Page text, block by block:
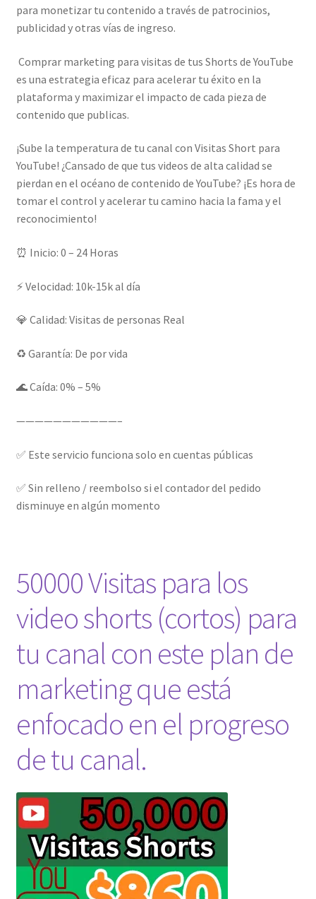
para monetizar tu contenido a través de patrocinios,
publicidad y otras vías de ingreso.
Comprar marketing para visitas de tus Shorts de YouTube
es una estrategia eficaz para acelerar tu éxito en la
plataforma y maximizar el impacto de cada pieza de
contenido que publicas.
¡Sube la temperatura de tu canal con Visitas Short para
YouTube! ¿Cansado de que tus videos de alta calidad se
pierdan en el océano de contenido de YouTube? ¡Es hora de
tomar el control y acelerar tu camino hacia la fama y el
reconocimiento!
⏰ Inicio: 0 – 24 Horas
⚡ Velocidad: 10k-15k al día
💎 Calidad: Visitas de personas Real
♻️ Garantía: De por vida
🌊 Caída: 0% – 5%
———————————–
✅ Este servicio funciona solo en cuentas públicas
✅ Sin relleno / reembolso si el contador del pedido
disminuye en algún momento
50000 Visitas para los
video shorts (cortos) para
tu canal con este plan de
marketing que está
enfocado en el progreso
de tu canal.